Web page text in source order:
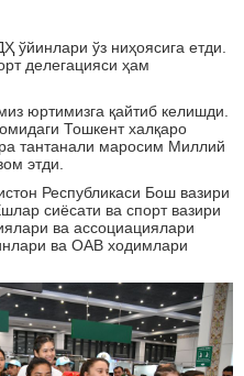
ўйинлари ўз ниҳоясига етди.
делегацияси ҳам
юртимизга қайтиб келишди.
Тошкент халқаро
тантанали маросим Миллий
этди.
Республикаси Бош вазири
сиёсати ва спорт вазири
ва ассоциациялари
ва ОАВ ходимлари